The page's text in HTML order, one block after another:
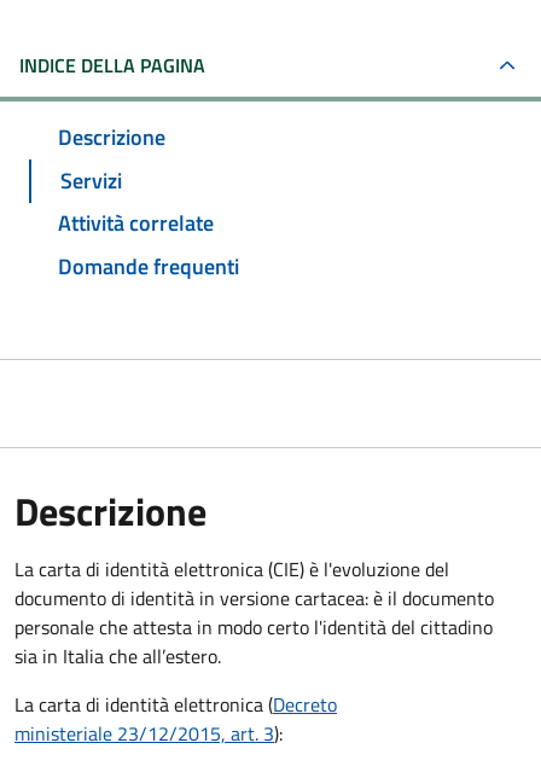
INDICE DELLA PAGINA
Descrizione
Servizi
Attività correlate
Domande frequenti
Descrizione
La carta di identità elettronica (CIE) è l'evoluzione del
documento di identità in versione cartacea: è il documento
personale che attesta in modo certo l'identità del cittadino
sia in Italia che all’estero.
La carta di identità elettronica (Decreto
ministeriale 23/12/2015, art. 3):